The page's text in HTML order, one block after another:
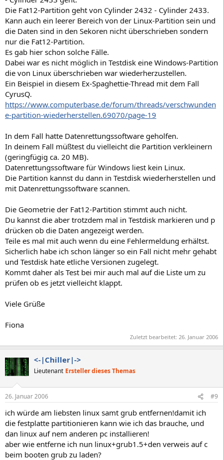
Die Fat12-Partition geht von Cylinder 2432 - Cylinder 2433.
Kann auch ein leerer Bereich von der Linux-Partition sein und
die Daten sind in den Sekoren nicht überschrieben sondern
nur die Fat12-Partition.
Es gab hier schon solche Fälle.
Dabei war es nicht möglich in Testdisk eine Windows-Partition
die von Linux überschrieben war wiederherzustellen.
Ein Beispiel in diesem Ex-Spaghettie-Thread mit dem Fall
CyrusQ.
https://www.computerbase.de/forum/threads/verschwunden
e-partition-wiederherstellen.69070/page-19
In dem Fall hatte Datenrettungssoftware geholfen.
In deinem Fall müßtest du vielleicht die Partition verkleinern
(geringfügig ca. 20 MB).
Datenrettungssoftware für Windows liest kein Linux.
Die Partition kannst du dann in Testdisk wiederherstellen und
mit Datenrettungssoftware scannen.
Die Geometrie der Fat12-Partition stimmt auch nicht.
Du kannst die aber trotzdem mal in Testdisk markieren und p
drücken ob die Daten angezeigt werden.
Teile es mal mit auch wenn du eine Fehlermeldung erhältst.
Sicherlich habe ich schon länger so ein Fall nicht mehr gehabt
und Testdisk hate etliche Versionen zugelegt.
Kommt daher als Test bei mir auch mal auf die Liste um zu
prüfen ob es jetzt vielleicht klappt.
Viele Grüße
Fiona
Zuletzt bearbeitet: 26. Januar 2006
<-|Chiller|->
Lieutenant Ersteller dieses Themas
26. Januar 2006 #9
ich würde am liebsten linux samt grub entfernen!damit ich
die festplatte partitionieren kann wie ich das brauche, und
dan linux auf nem anderen pc installieren!
aber wie entferne ich nun linux+grub1.5+den verweis auf c
beim booten grub zu laden?